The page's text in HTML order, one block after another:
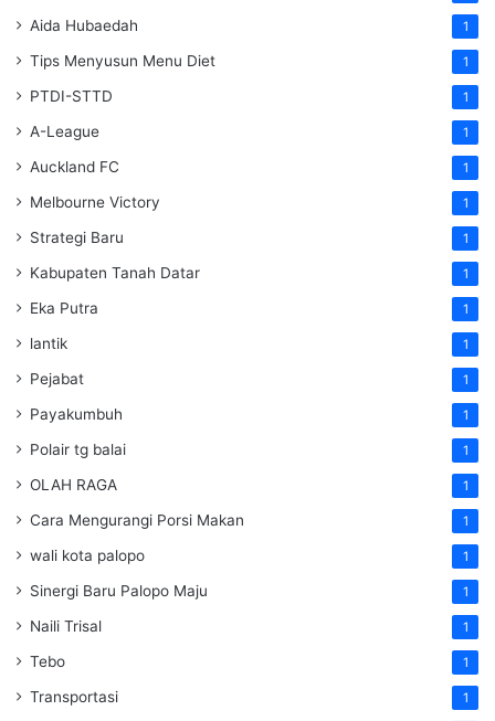
Aida Hubaedah 1
Tips Menyusun Menu Diet 1
PTDI-STTD 1
A-League 1
Auckland FC 1
Melbourne Victory 1
Strategi Baru 1
Kabupaten Tanah Datar 1
Eka Putra 1
lantik 1
Pejabat 1
Payakumbuh 1
Polair tg balai 1
OLAH RAGA 1
Cara Mengurangi Porsi Makan 1
wali kota palopo 1
Sinergi Baru Palopo Maju 1
Naili Trisal 1
Tebo 1
Transportasi 1